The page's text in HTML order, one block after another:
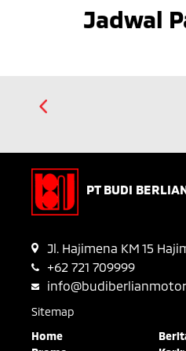
Jadwal
PT BUDI
Jl. Hajimena KM 15
+62 721 709999
Sitemap
Home